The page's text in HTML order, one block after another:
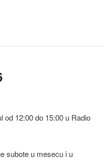
od 12:00 do 15:00 u Radio
subote u mesecu i u